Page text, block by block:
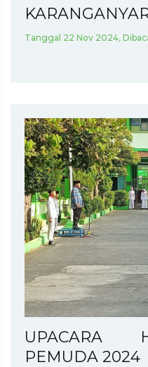
Tanggal 22 Nov 2024,
UPACARA
PEMUDA 2024